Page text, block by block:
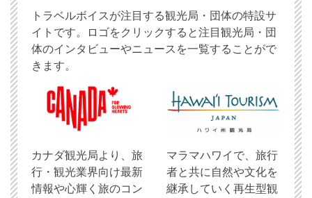
トラベルボイスが注目する観光局・団体の特設サ
イトです。ロゴをクリックすると注目観光局・団
体のインタビューやニュースを一覧することがで
きます。
​カナダ観光局より、旅
行・観光業界向け最新
情報や心輝く旅のコン
マラマハワイで、旅行
者と共に自然や文化を
継承していく再生型観